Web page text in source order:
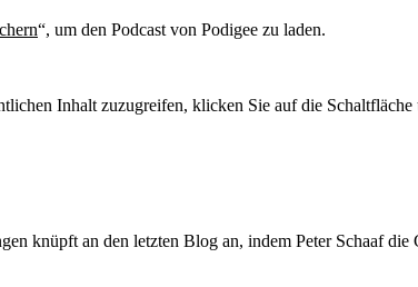
“, um den Podcast von Podigee zu laden.
Inhalt zuzugreifen, klicken Sie auf die
knüpft an den letzten Blog an, indem Peter Schaaf